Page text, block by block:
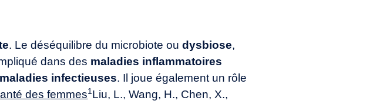
. Le déséquilibre du microbiote oudysbiose,
dans des maladies inflammatoires
maladies infectieuses. Il joue également un rôle
des femmes1 Liu, L., Wang, H., Chen, X.,